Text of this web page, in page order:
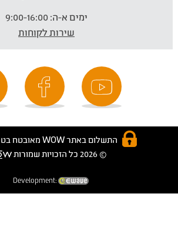
ימים א-ה:
שירות לקוחות
התשלום באתר WOW מאובטח בטכנולוגית SSL
© 2026 כל הזכויות שמורות
Development: